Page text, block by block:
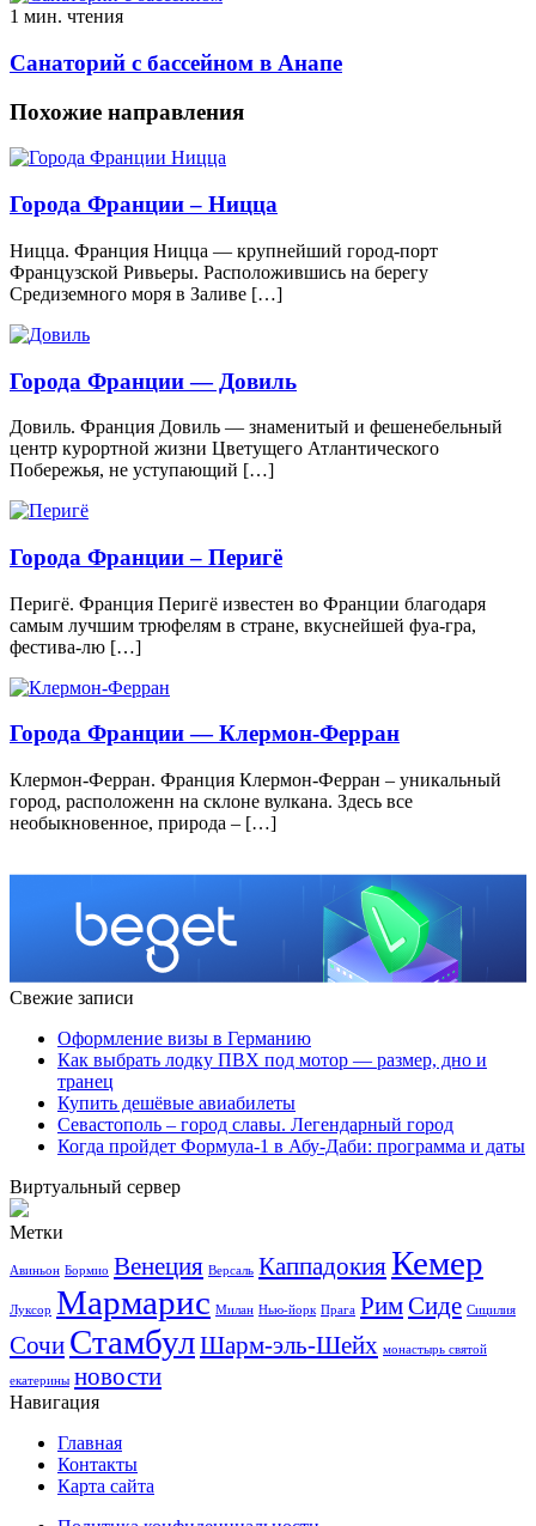
1 мин. чтения
Санаторий с бассейном в Анапе
Похожие направления
Города Франции – Ницца
Ницца. Франция Ницца — крупнейший город-порт
Французской Ривьеры. Расположившись на берегу
Средиземного моря в Заливе […]
Города Франции — Довиль
Довиль. Франция Довиль — знаменитый и фешенебельный
центр курортной жизни Цветущего Атлантического
Побережья, не уступающий […]
Города Франции – Перигё
Перигё. Франция Перигё известен во Франции благодаря
самым лучшим трюфелям в стране, вкуснейшей фуа-гра,
фестива-лю […]
Города Франции — Клермон-Ферран
Клермон-Ферран. Франция Клермон-Ферран – уникальный
город, расположенн на склоне вулкана. Здесь все
необыкновенное, природа – […]
Свежие записи
Оформление визы в Германию
Как выбрать лодку ПВХ под мотор — размер, дно и
транец
Купить дешёвые авиабилеты
Севастополь – город славы. Легендарный город
Когда пройдет Формула-1 в Абу-Даби: программа и даты
Виртуальный сервер
Метки
Авиньон Бормио Венеция Версаль КаппадокияКемер
Луксор Мармарис Милан Нью-йорк Прага РимСиде Сицилия
Сочи СтамбулШарм-эль-Шейх монастырь святой
екатерины новости
Навигация
Главная
Контакты
Карта сайта